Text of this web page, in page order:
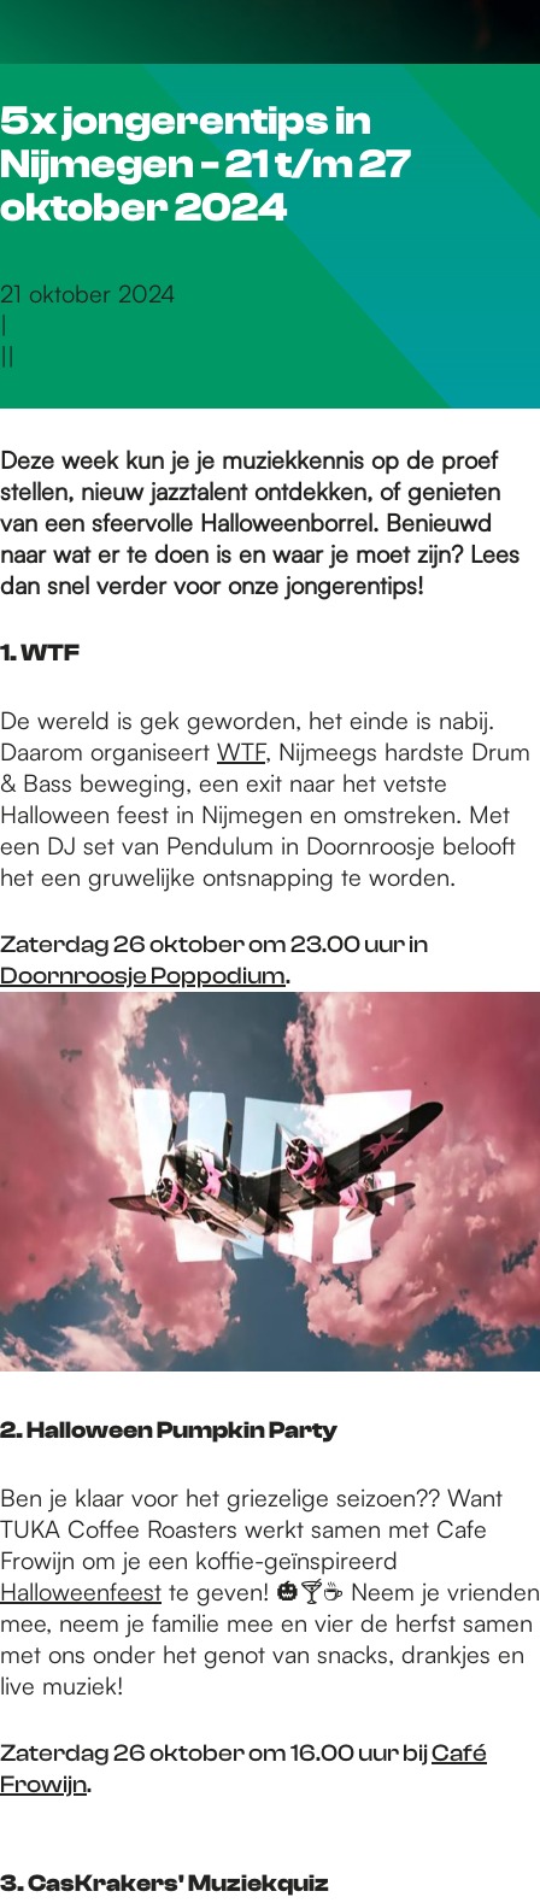
r
d
e
o
m
e
a
g
e
5x jongerentips in
Nijmegen - 21 t/m 27
oktober 2024
21 oktober 2024
|
||
Deze week kun je je muziekkennis op de proef
stellen, nieuw jazztalent ontdekken, of genieten
van een sfeervolle Halloweenborrel. Benieuwd
naar wat er te doen is en waar je moet zijn? Lees
dan snel verder voor onze jongerentips!
1. WTF
De wereld is gek geworden, het einde is nabij.
Daarom organiseert WTF, Nijmeegs hardste Drum
& Bass beweging, een exit naar het vetste
Halloween feest in Nijmegen en omstreken. Met
een DJ set van Pendulum in Doornroosje belooft
het een gruwelijke ontsnapping te worden.
Zaterdag 26 oktober om 23.00 uur in
Doornroosje Poppodium.
2. Halloween Pumpkin Party
Ben je klaar voor het griezelige seizoen?? Want
TUKA Coffee Roasters werkt samen met Cafe
Frowijn om je een koffie-geïnspireerd
Halloweenfeest te geven! 🎃🍸☕ Neem je vrienden
mee, neem je familie mee en vier de herfst samen
met ons onder het genot van snacks, drankjes en
live muziek!
Zaterdag 26 oktober om 16.00 uur bijCafé
Frowijn.
3. CasKrakers' Muziekquiz